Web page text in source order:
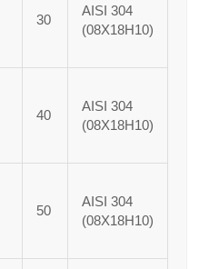
30
AISI 304
(08Х18Н10)
40
AISI 304
(08Х18Н10)
50
AISI 304
(08Х18Н10)